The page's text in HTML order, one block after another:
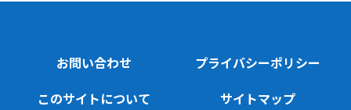
お問い合わせ
プライバシーポリシー
このサイトについて
サイトマップ